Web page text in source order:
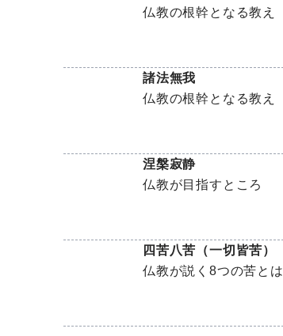
仏教の根幹となる教え
諸法無我
仏教の根幹となる教え
涅槃寂静
仏教が目指すところ
四苦八苦（一切皆苦）
仏教が説く8つの苦とは